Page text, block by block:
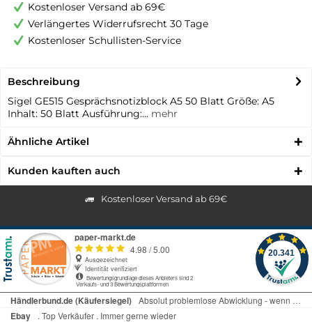
Kostenloser Versand ab 69€
Verlängertes Widerrufsrecht 30 Tage
Kostenloser Schullisten-Service
Beschreibung
Sigel GE515 Gesprächsnotizblock A5 50 Blatt Größe: A5
Inhalt: 50 Blatt Ausführung:... mehr
Ähnliche Artikel
Kunden kauften auch
Kostenloser Versand ab 69€